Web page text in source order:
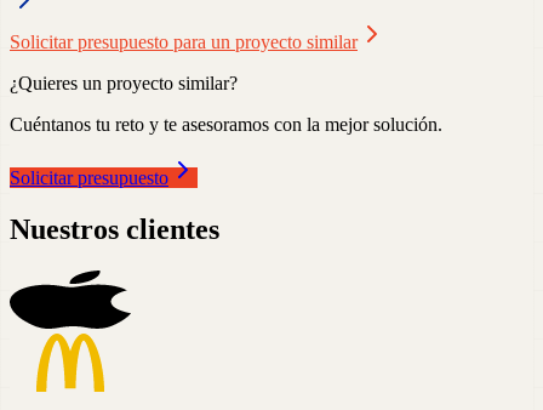
Solicitar presupuesto para un proyecto similar
¿Quieres un proyecto similar?
Cuéntanos tu reto y te asesoramos con la mejor solución.
Solicitar presupuesto
Nuestros clientes